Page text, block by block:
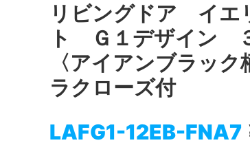
リビングドア イ
ト Ｇ１デザイン
〈アイアンブラッ
ラクローズ付
LAFG1-12EB-FNA7